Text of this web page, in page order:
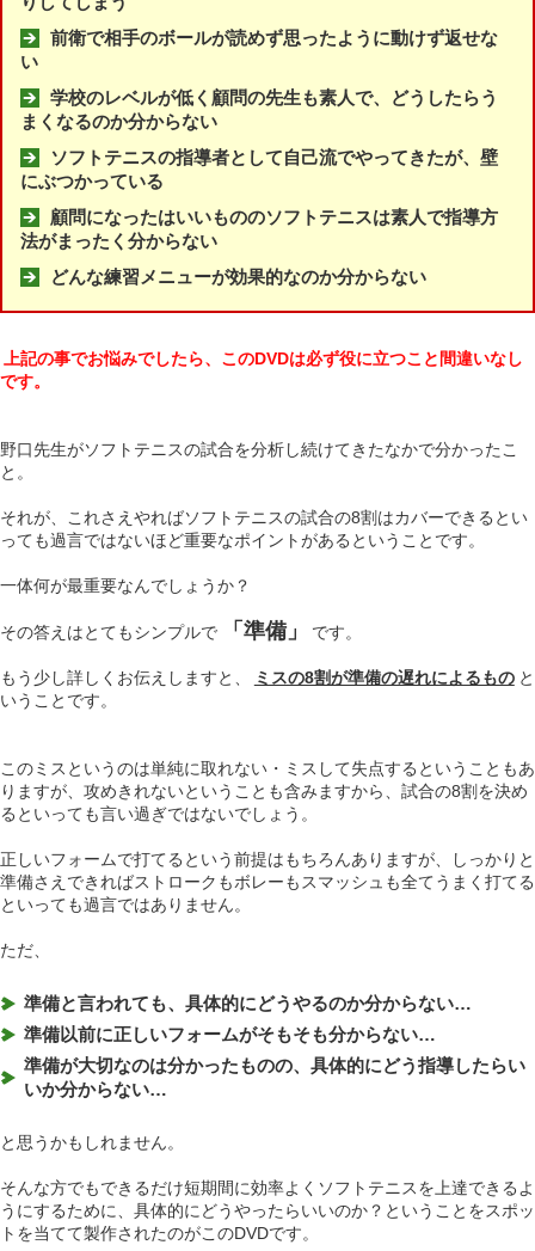
前衛で相手のボールが読めず思ったように動けず返せな
い
学校のレベルが低く顧問の先生も素人で、どうしたらう
まくなるのか分からない
ソフトテニスの指導者として自己流でやってきたが、壁
にぶつかっている
顧問になったはいいもののソフトテニスは素人で指導方
法がまったく分からない
どんな練習メニューが効果的なのか分からない
上記の事でお悩みでしたら、このDVDは必ず役に立つこと間違いなし
です。
野口先生がソフトテニスの試合を分析し続けてきたなかで分かったこ
と。
それが、これさえやればソフトテニスの試合の8割はカバーできるとい
っても過言ではないほど重要なポイントがあるということです。
一体何が最重要なんでしょうか？
その答えはとてもシンプルで 「準備」 です。
もう少し詳しくお伝えしますと、 ミスの8割が準備の遅れによるもの と
いうことです。
このミスというのは単純に取れない・ミスして失点するということもあ
りますが、攻めきれないということも含みますから、試合の8割を決め
るといっても言い過ぎではないでしょう。
正しいフォームで打てるという前提はもちろんありますが、しっかりと
準備さえできればストロークもボレーもスマッシュも全てうまく打てる
といっても過言ではありません。
ただ、
準備と言われても、具体的にどうやるのか分からない…
準備以前に正しいフォームがそもそも分からない…
準備が大切なのは分かったものの、具体的にどう指導したらい
いか分からない…
と思うかもしれません。
そんな方でもできるだけ短期間に効率よくソフトテニスを上達できるよ
うにするために、具体的にどうやったらいいのか？ということをスポッ
トを当てて製作されたのがこのDVDです。